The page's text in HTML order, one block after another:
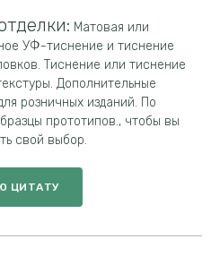
Матовая или
УФ-тиснение и тиснение
Тиснение или тиснение
Дополнительные
розничных изданий. По
прототипов., чтобы вы
свой выбор.
ЦИТАТУ